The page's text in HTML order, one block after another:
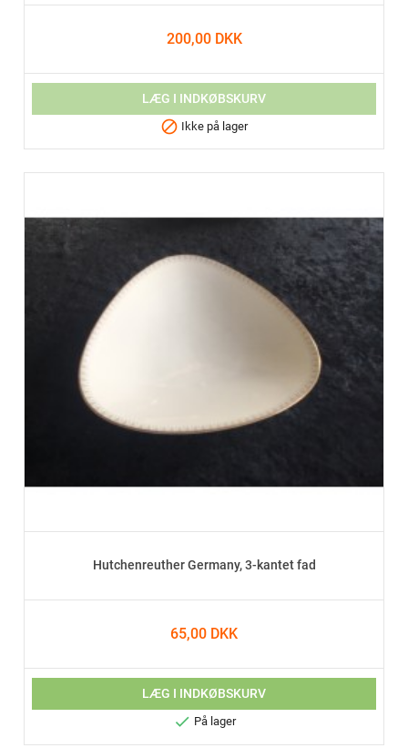
200,00 DKK
LÆG I INDKØBSKURV
 Ikke på lager
Hutchenreuther Germany, 3-kantet fad
65,00 DKK
LÆG I INDKØBSKURV
 På lager